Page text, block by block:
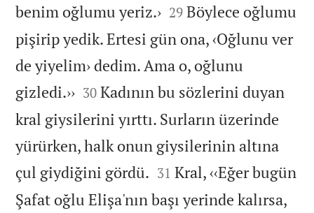
benim oğlumu yeriz.›
29 Böylece oğlumu
pişirip yedik. Ertesi gün ona, ‹Oğlunu ver
de yiyelim› dedim. Ama o, oğlunu
gizledi.››
30 Kadının bu sözlerini duyan
kral giysilerini yırttı. Surların üzerinde
yürürken, halk onun giysilerinin altına
çul giydiğini gördü. 

31 Kral, ‹‹Eğer bugün
Şafat oğlu Elişa'nın başı yerinde kalırsa,